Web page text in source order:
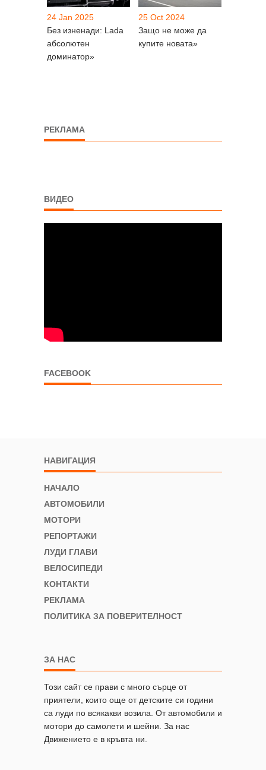
24 Jan 2025
Без изненади: Lada
абсолютен
доминатор»
25 Oct 2024
Защо не може да
купите новата»
РЕКЛАМА
ВИДЕО
FACEBOOK
НАВИГАЦИЯ
НАЧАЛО
АВТОМОБИЛИ
МОТОРИ
РЕПОРТАЖИ
ЛУДИ ГЛАВИ
ВЕЛОСИПЕДИ
КОНТАКТИ
РЕКЛАМА
ПОЛИТИКА ЗА ПОВЕРИТЕЛНОСТ
ЗА НАС
Този сайт се прави с много сърце от
приятели, които още от детските си години
са луди по всякакви возила. От автомобили и
мотори до самолети и шейни. За нас
Движението е в кръвта ни.